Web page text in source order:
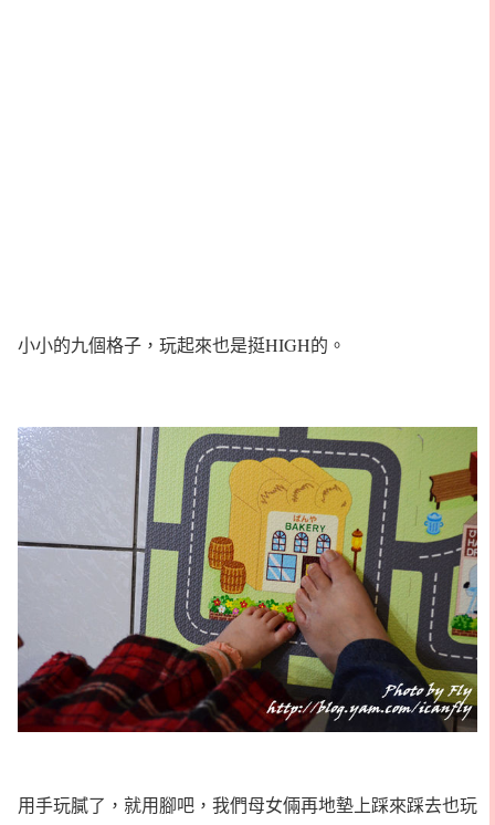
小小的九個格子，玩起來也是挺HIGH的。
用手玩膩了，就用腳吧，我們母女倆再地墊上踩來踩去也玩